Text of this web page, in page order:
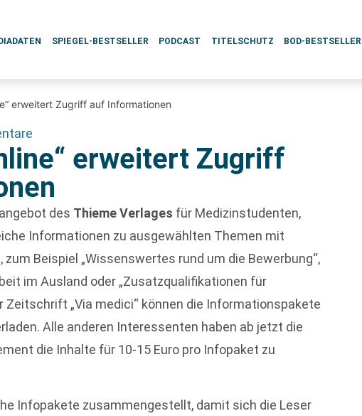
SPIEGEL-BESTSELLER PODCAST TITELSCHUTZ BOD-BESTSELLER
erweitert Zugriff auf Informationen
erweitert Zugriff
des Thieme Verlages für Medizinstudenten,
Informationen zu ausgewählten Themen mit
Beispiel „Wissenswertes rund um die Bewerbung“,
im Ausland oder „Zusatzqualifikationen für
Zeitschrift „Via medici“ können die Informationspakete
Alle anderen Interessenten haben ab jetzt die
die Inhalte für 10-15 Euro pro Infopaket zu
Infopakete zusammengestellt, damit sich die Leser